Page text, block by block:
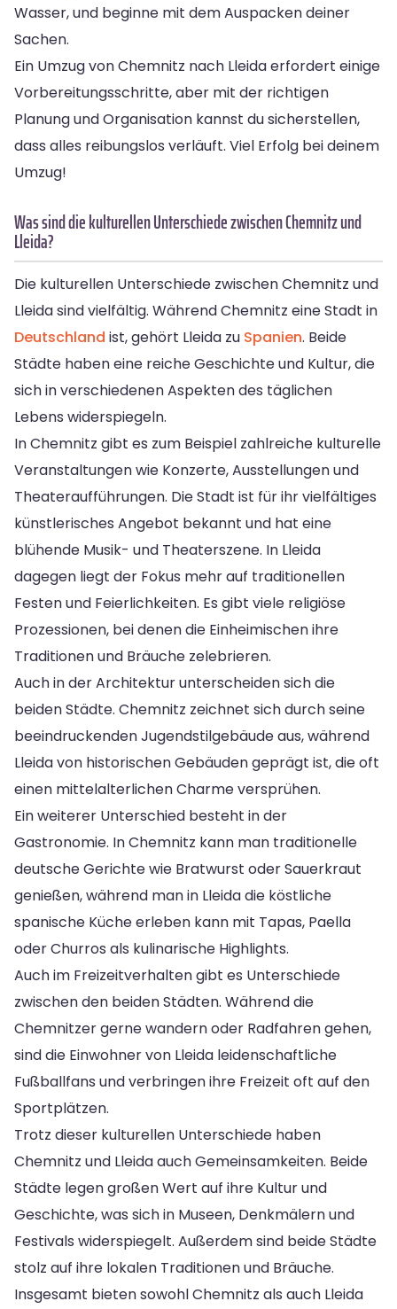
Wasser, und beginne mit dem Auspacken deiner
Sachen.
Ein Umzug von Chemnitz nach Lleida erfordert einige
Vorbereitungsschritte, aber mit der richtigen
Planung und Organisation kannst du sicherstellen,
dass alles reibungslos verläuft. Viel Erfolg bei deinem
Umzug!
Was sind die kulturellen Unterschiede zwischen Chemnitz und
Lleida?
Die kulturellen Unterschiede zwischen Chemnitz und
Lleida sind vielfältig. Während Chemnitz eine Stadt in
Deutschland ist, gehört Lleida zu Spanien. Beide
Städte haben eine reiche Geschichte und Kultur, die
sich in verschiedenen Aspekten des täglichen
Lebens widerspiegeln.
In Chemnitz gibt es zum Beispiel zahlreiche kulturelle
Veranstaltungen wie Konzerte, Ausstellungen und
Theateraufführungen. Die Stadt ist für ihr vielfältiges
künstlerisches Angebot bekannt und hat eine
blühende Musik- und Theaterszene. In Lleida
dagegen liegt der Fokus mehr auf traditionellen
Festen und Feierlichkeiten. Es gibt viele religiöse
Prozessionen, bei denen die Einheimischen ihre
Traditionen und Bräuche zelebrieren.
Auch in der Architektur unterscheiden sich die
beiden Städte. Chemnitz zeichnet sich durch seine
beeindruckenden Jugendstilgebäude aus, während
Lleida von historischen Gebäuden geprägt ist, die oft
einen mittelalterlichen Charme versprühen.
Ein weiterer Unterschied besteht in der
Gastronomie. In Chemnitz kann man traditionelle
deutsche Gerichte wie Bratwurst oder Sauerkraut
genießen, während man in Lleida die köstliche
spanische Küche erleben kann mit Tapas, Paella
oder Churros als kulinarische Highlights.
Auch im Freizeitverhalten gibt es Unterschiede
zwischen den beiden Städten. Während die
Chemnitzer gerne wandern oder Radfahren gehen,
sind die Einwohner von Lleida leidenschaftliche
Fußballfans und verbringen ihre Freizeit oft auf den
Sportplätzen.
Trotz dieser kulturellen Unterschiede haben
Chemnitz und Lleida auch Gemeinsamkeiten. Beide
Städte legen großen Wert auf ihre Kultur und
Geschichte, was sich in Museen, Denkmälern und
Festivals widerspiegelt. Außerdem sind beide Städte
stolz auf ihre lokalen Traditionen und Bräuche.
Insgesamt bieten sowohl Chemnitz als auch Lleida